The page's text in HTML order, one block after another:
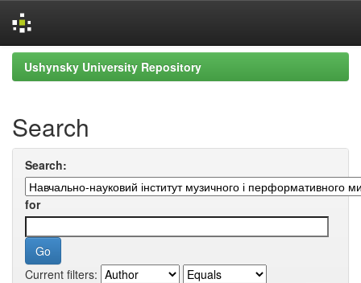
Skip
navigation
Ushynsky University Repository
Search
Search:
for
Current filters: